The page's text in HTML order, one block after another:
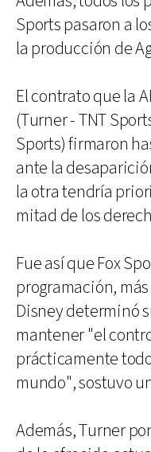
Sports pasaron a
la producción de
El contrato que la
(Turner - TNT
Sports) firmaron
ante la
la otra tendría
mitad de los
Fue así que Fox
programación,
Disney determinó
mantener "el
prácticamente
mundo", sostuvo
Además, Turner